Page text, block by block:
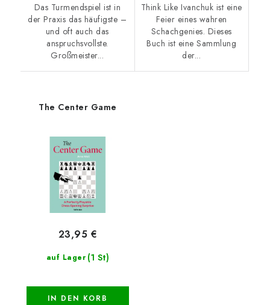
Das Turmendspiel ist in
der Praxis das häufigste –
und oft auch das
anspruchsvollste.
Großmeister...
Think Like Ivanchuk ist eine
Feier eines wahren
Schachgenies. Dieses
Buch ist eine Sammlung
der...
The Center Game
auf Lager (1 St)
23,95 €
IN DEN KORB